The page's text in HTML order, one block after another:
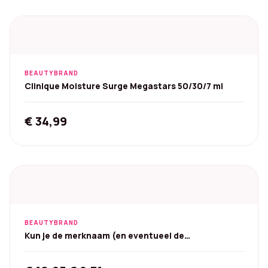
BEAUTYBRAND
Clinique Moisture Surge Megastars 50/30/7 ml
€34,99
BEAUTYBRAND
Kun je de merknaam (en eventueel de